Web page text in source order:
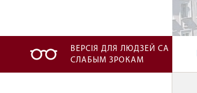
ВЕРСІЯ ДЛЯ ЛЮДЗЕЙ СА
СЛАБЫМ ЗРОКАМ